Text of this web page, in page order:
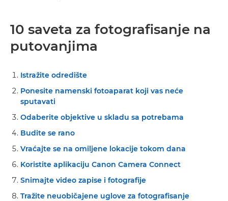
10 saveta za fotografisanje na
putovanjima
Istražite odredište
Ponesite namenski fotoaparat koji vas neće
sputavati
Odaberite objektive u skladu sa potrebama
Budite se rano
Vraćajte se na omiljene lokacije tokom dana
Koristite aplikaciju Canon Camera Connect
Snimajte video zapise i fotografije
Tražite neuobičajene uglove za fotografisanje